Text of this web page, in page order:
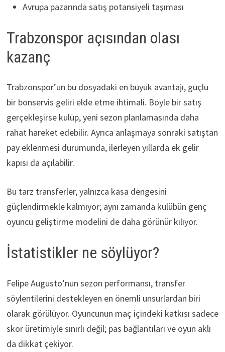
Avrupa pazarında satış potansiyeli taşıması
Trabzonspor açısından olası
kazanç
Trabzonspor’un bu dosyadaki en büyük avantajı, güçlü
bir bonservis geliri elde etme ihtimali. Böyle bir satış
gerçekleşirse kulüp, yeni sezon planlamasında daha
rahat hareket edebilir. Ayrıca anlaşmaya sonraki satıştan
pay eklenmesi durumunda, ilerleyen yıllarda ek gelir
kapısı da açılabilir.
Bu tarz transferler, yalnızca kasa dengesini
güçlendirmekle kalmıyor; aynı zamanda kulübün genç
oyuncu geliştirme modelini de daha görünür kılıyor.
İstatistikler ne söylüyor?
Felipe Augusto’nun sezon performansı, transfer
söylentilerini destekleyen en önemli unsurlardan biri
olarak görülüyor. Oyuncunun maç içindeki katkısı sadece
skor üretimiyle sınırlı değil; pas bağlantıları ve oyun aklı
da dikkat çekiyor.